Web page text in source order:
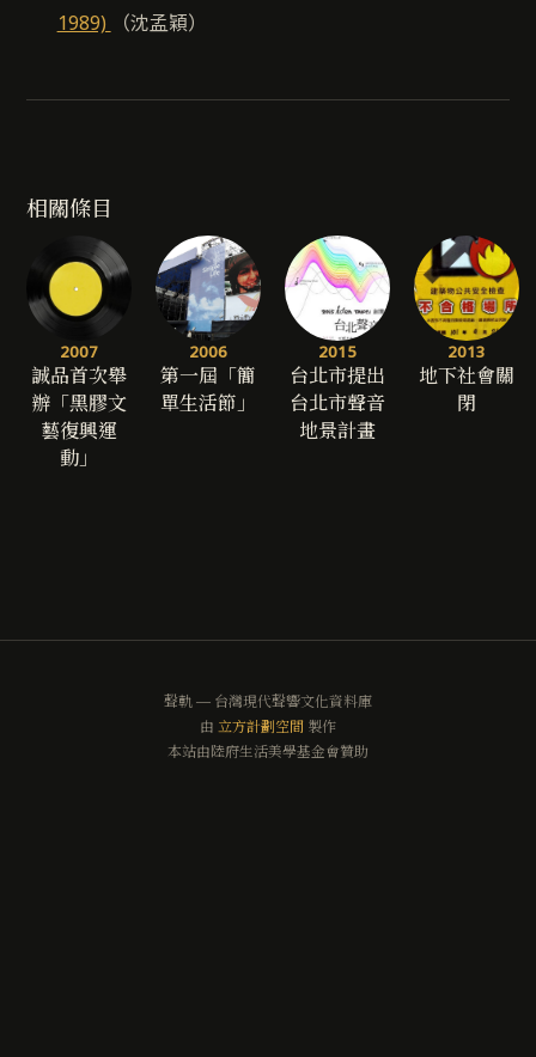
1989)
（沈孟穎）
相關條目
2007
誠品首次舉
辦「黑膠文
藝復興運
動」
2006
第一屆「簡
單生活節」
2015
台北市提出
台北市聲音
地景計畫
2013
地下社會關
閉
聲軌 — 台灣現代聲響文化資料庫
由 立方計劃空間 製作
本站由陸府生活美學基金會贊助